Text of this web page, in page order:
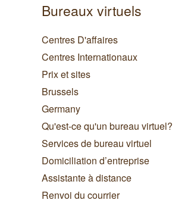
Bureaux virtuels
Centres D'affaires
Centres Internationaux
Prix et sites
Brussels
Germany
Qu'est-ce qu'un bureau virtuel?
Services de bureau virtuel
Domiciliation d’entreprise
Assistante à distance
Renvoi du courrier